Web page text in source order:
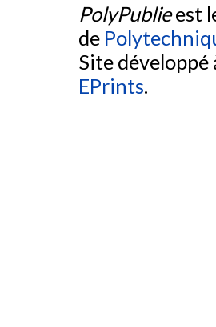
PolyPublieest
de
Site
EPrints.